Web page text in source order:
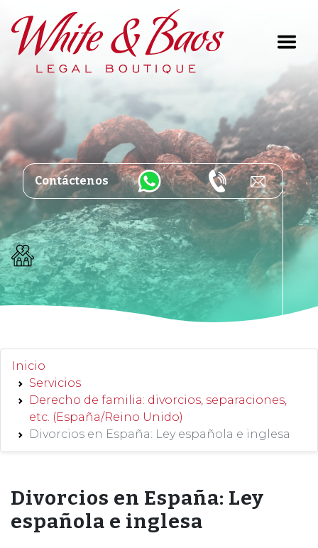
Main Navigation
Contáctenos
Inicio
Servicios
Derecho de familia: divorcios, separaciones,
etc. (España/Reino Unido)
Divorcios en España: Ley española e inglesa
Divorcios en España: Ley
española e inglesa